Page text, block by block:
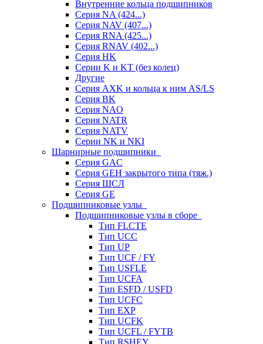
Внутренние кольца подшипников
Серия NA (424...)
Серия NAV (407...)
Серия RNA (425...)
Серия RNAV (402...)
Серия HK
Серии K и KT (без колец)
Другие
Серия AXK и кольца к ним AS/LS
Серия BK
Серия NAO
Серия NATR
Серия NATV
Серии NK и NKI
Шарнирные подшипники
Серия GAC
Серия GEH закрытого типа (тяж.)
Серия ШСЛ
Серия GE
Подшипниковые узлы
Подшипниковые узлы в сборе
Тип FLCTE
Тип UCC
Тип UP
Тип UCF / FY
Тип USFLE
Тип UCFA
Тип ESFD / USFD
Тип UCFC
Тип EXP
Тип UCFK
Тип UCFL / FYTB
Тип RSHEY